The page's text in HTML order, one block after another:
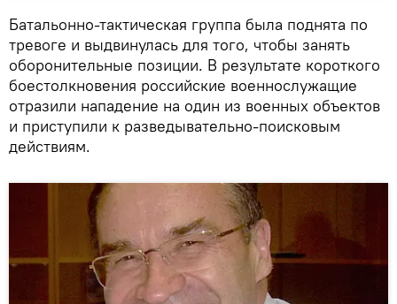
Батальонно-тактическая группа была поднята по
тревоге и выдвинулась для того, чтобы занять
оборонительные позиции. В результате короткого
боестолкновения российские военнослужащие
отразили нападение на один из военных объектов
и приступили к разведывательно-поисковым
действиям.